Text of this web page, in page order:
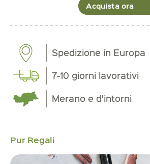
Acquista ora
Spedizione in Europa
7-10 giorni lavorativi
Merano e d'intorni
Pur Regali